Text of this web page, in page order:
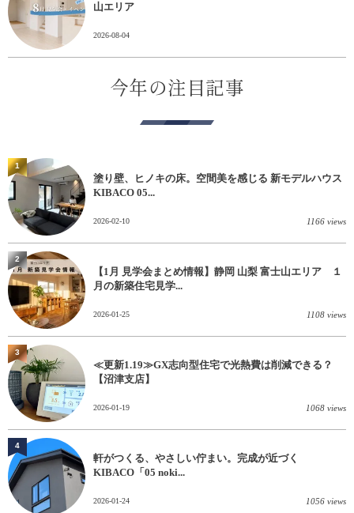
山エリア
2026-08-04
今年の注目記事
塗り壁、ヒノキの床。空間美を感じる 新モデルハウス
KIBACO 05...
2026-02-10 1166 views
1
【1月 見学会まとめ情報】静岡 山梨 富士山エリア １
月の新築住宅見学...
2026-01-25 1108 views
2
≪更新1.19≫GX志向型住宅で光熱費は削減できる？
【沼津支店】
2026-01-19 1068 views
3
軒がつくる、やさしい佇まい。完成が近づく
KIBACO「05 noki...
2026-01-24 1056 views
4